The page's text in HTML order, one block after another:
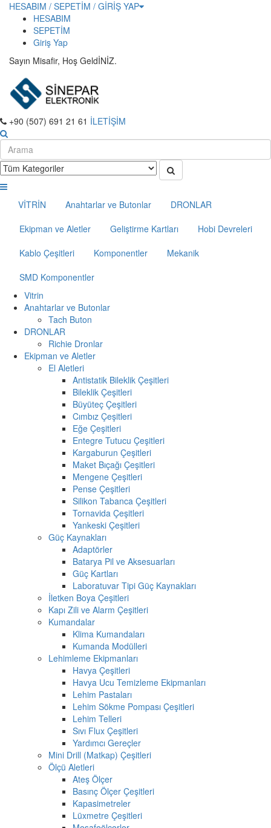
HESABIM / SEPETİM / GİRİŞ YAP
HESABIM
SEPETİM
Giriş Yap
Sayın Misafir, Hoş GeldİNİZ.
+90 (507) 691 21 61 İLETİŞİM
VİTRİN Anahtarlar ve Butonlar
DRONLAR
Ekipman ve Aletler
Geliştirme Kartları
Hobi Devreleri
Kablo Çeşitleri
Komponentler
Mekanik
SMD Komponentler
Vitrin
Anahtarlar ve Butonlar
Tach Buton
DRONLAR
Richie Dronlar
Ekipman ve Aletler
El Aletleri
Antistatik Bileklik Çeşitleri
Bileklik Çeşitleri
Büyüteç Çeşitleri
Cımbız Çeşitleri
Eğe Çeşitleri
Entegre Tutucu Çeşitleri
Kargaburun Çeşitleri
Maket Bıçağı Çeşitleri
Mengene Çeşitleri
Pense Çeşitleri
Silikon Tabanca Çeşitleri
Tornavida Çeşitleri
Yankeski Çeşitleri
Güç Kaynakları
Adaptörler
Batarya Pil ve Aksesuarları
Güç Kartları
Laboratuvar Tipi Güç Kaynakları
İletken Boya Çeşitleri
Kapı Zili ve Alarm Çeşitleri
Kumandalar
Klima Kumandaları
Kumanda Modülleri
Lehimleme Ekipmanları
Havya Çeşitleri
Havya Ucu Temizleme Ekipmanları
Lehim Pastaları
Lehim Sökme Pompası Çeşitleri
Lehim Telleri
Sıvı Flux Çeşitleri
Yardımcı Gereçler
Mini Drill (Matkap) Çeşitleri
Ölçü Aletleri
Ateş Ölçer
Basınç Ölçer Çeşitleri
Kapasimetreler
Lüxmetre Çeşitleri